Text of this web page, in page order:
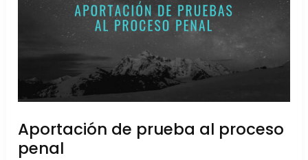
Aportación de prueba al proceso
penal